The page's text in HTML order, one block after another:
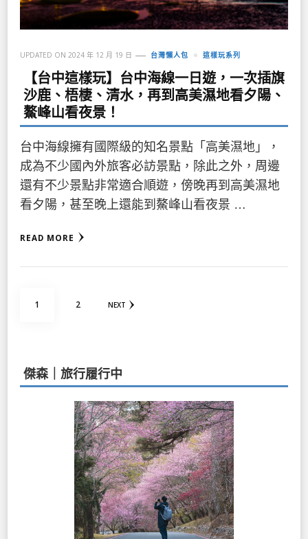
UPDATED ON 2024 年 12 月 19 日 台灣懶人包 這樣玩系列
【台中這樣玩】台中海線一日遊，一次插旗
沙鹿、梧棲、清水，再到高美濕地看夕陽、
鰲峰山看夜景！
台中海線擁有國際級的知名景點「高美濕地」，
成為不少國內外旅客必訪景點，除此之外，周邊
還有不少景點非常適合順遊，傍晚再到高美濕地
看夕陽，甚至晚上還能到鰲峰山看夜景 …
READ MORE
PAGE
1 PAGE
2 NEXT
傑森｜旅行履行中